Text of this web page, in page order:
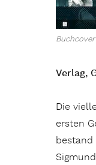
Buchcover
Verlag,
Die
ersten
bestand